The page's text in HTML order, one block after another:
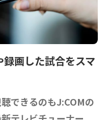
録画した試合をスマ
できるのもJ:COMの